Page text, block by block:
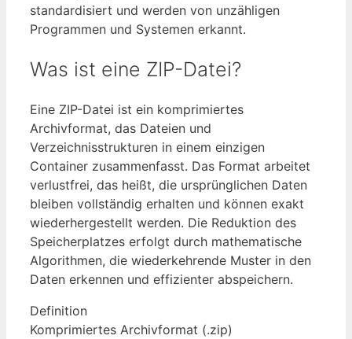
standardisiert und werden von unzähligen
Programmen und Systemen erkannt.
Was ist eine ZIP-Datei?
Eine ZIP-Datei ist ein komprimiertes
Archivformat, das Dateien und
Verzeichnisstrukturen in einem einzigen
Container zusammenfasst. Das Format arbeitet
verlustfrei, das heißt, die ursprünglichen Daten
bleiben vollständig erhalten und können exakt
wiederhergestellt werden. Die Reduktion des
Speicherplatzes erfolgt durch mathematische
Algorithmen, die wiederkehrende Muster in den
Daten erkennen und effizienter abspeichern.
Definition
Komprimiertes Archivformat (.zip)